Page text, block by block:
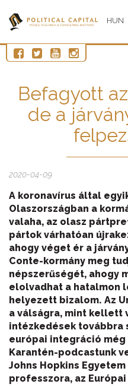
HUN
Befagyott
de a
2020-04-09
A koronavírus által
Olaszországban a
valaha, az olasz
pártok várhatóan
ahogy véget ér a
Conte-kormány meg
népszerűségét, ahogy
elolvadhat a hatalmon
helyezett bizalom. Az
a válságra, mint kellett
intézkedések továbbra
európai integráció még
Karantén-podcastunk
Johns Hopkins
professzora, az